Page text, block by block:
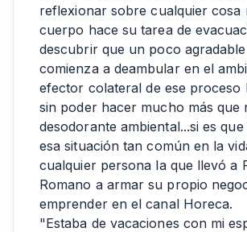
reflexionar sobre cualquier cosa
cuerpo hace su tarea de
descubrir que un poco
comienza a deambular en el
efector colateral de ese proceso
sin poder hacer mucho más que
desodorante ambiental...si es
esa situación tan común en la
cualquier persona la que llevó a
Romano a armar su propio
emprender en el canal Horeca.
"Estaba de vacaciones con mi